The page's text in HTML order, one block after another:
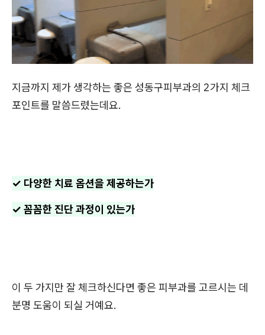
지금까지 제가 생각하는 좋은 성동구피부과의 2가지 체크
포인트를 말씀드렸는데요.
✓ 다양한 치료 옵션을 제공하는가
✓ 꼼꼼한 진단 과정이 있는가
이 두 가지만 잘 체크하신다면 좋은 피부과를 고르시는 데
분명 도움이 되실 거예요.